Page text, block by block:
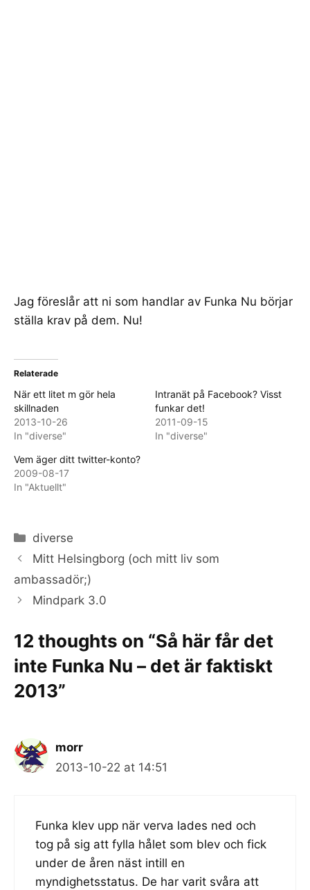
Jag föreslår att ni som handlar av Funka Nu börjar
ställa krav på dem. Nu!
Relaterade
När ett litet m gör hela
skillnaden
2013-10-26
In "diverse"
Intranät på Facebook? Visst
funkar det!
2011-09-15
In "diverse"
Vem äger ditt twitter-konto?
2009-08-17
In "Aktuellt"
Categories
diverse
Mitt Helsingborg (och mitt liv som
ambassadör;)
Mindpark 3.0
12 thoughts on “Så här får det
inte Funka Nu – det är faktiskt
2013”
morr
2013-10-22 at 14:51
Funka klev upp när verva lades ned och
tog på sig att fylla hålet som blev och fick
under de åren näst intill en
myndighetsstatus. De har varit svåra att